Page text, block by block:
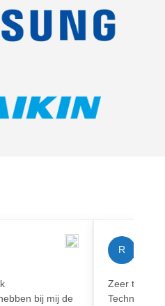
bij mij de
R
Zeer
Techniek!